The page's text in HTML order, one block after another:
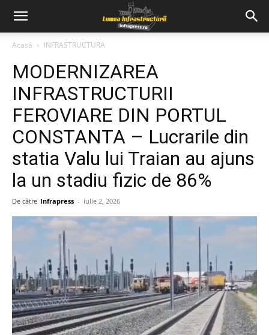
Acasă INFRASTRUCTURA
MODERNIZAREA
INFRASTRUCTURII
FEROVIARE DIN PORTUL
CONSTANTA – Lucrarile din
statia Valu lui Traian au ajuns
la un stadiu fizic de 86%
De către Infrapress - iulie 2, 2026